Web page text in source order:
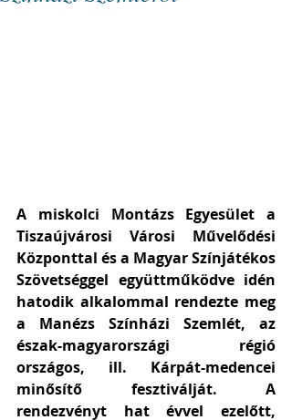
A miskolci Montázs Egyesület a
Tiszaújvárosi Városi Művelődési
Központtal és a Magyar Színjátékos
Szövetséggel együttműködve idén
hatodik alkalommal rendezte meg
a Manézs Színházi Szemlét, az
észak-magyarországi régió
országos, ill. Kárpát-medencei
minősítő fesztiválját. A
rendezvényt hat évvel ezelőtt,